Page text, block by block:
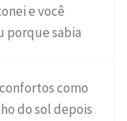
e você
porque sabia
como
do sol depois